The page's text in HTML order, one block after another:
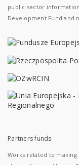
public sector
Development Fund and
Partners funds
Works related to making